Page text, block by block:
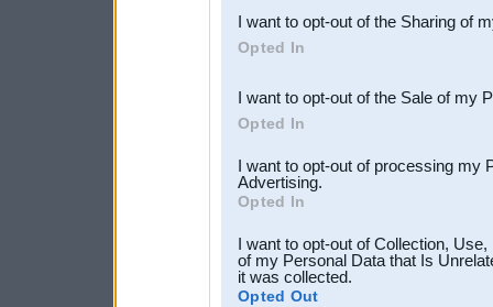
Downstream Participants
third parties.
I want to opt-out of the Sharing of
Opted In
I want to opt-out of the Sale of my
Opted In
I want to opt-out of processing my
Advertising.
Opted In
I want to opt-out of Collection,
of my Personal Data that Is
it was collected.
Opted Out